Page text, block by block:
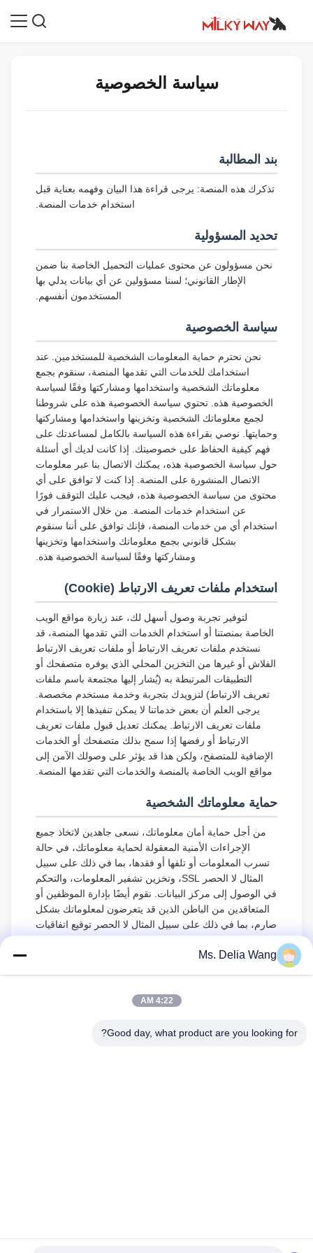
سياسة الخصوصية
بند المطالبة
تذكرك هذه المنصة: يرجى قراءة هذا البيان وفهمه بعناية قبل
استخدام خدمات المنصة.
تحديد المسؤولية
نحن مسؤولون عن محتوى عمليات التحميل الخاصة بنا ضمن
الإطار القانوني؛ لسنا مسؤولين عن أي بيانات يدلي بها
المستخدمون أنفسهم.
سياسة الخصوصية
نحن نحترم حماية المعلومات الشخصية للمستخدمين. عند
استخدامك للخدمات التي تقدمها المنصة، سنقوم بجمع
معلوماتك الشخصية واستخدامها ومشاركتها وفقًا لسياسة
الخصوصية هذه. تحتوي سياسة الخصوصية هذه على شروطنا
لجمع معلوماتك الشخصية وتخزينها واستخدامها ومشاركتها
وحمايتها. نوصي بقراءة هذه السياسة بالكامل لمساعدتك على
فهم كيفية الحفاظ على خصوصيتك. إذا كانت لديك أي أسئلة
حول سياسة الخصوصية هذه، يمكنك الاتصال بنا عبر معلومات
الاتصال المنشورة على المنصة. إذا كنت لا توافق على أي
محتوى من سياسة الخصوصية هذه، فيجب عليك التوقف فورًا
عن استخدام خدمات المنصة. من خلال الاستمرار في
استخدام أي من خدمات المنصة، فإنك توافق على أننا سنقوم
بشكل قانوني بجمع معلوماتك واستخدامها وتخزينها
ومشاركتها وفقًا لسياسة الخصوصية هذه.
استخدام ملفات تعريف الارتباط (Cookie)
لتوفير تجربة وصول أسهل لك، عند زيارة مواقع الويب
الخاصة بمنصتنا أو استخدام الخدمات التي تقدمها المنصة، قد
نستخدم ملفات تعريف الارتباط أو ملفات تعريف الارتباط
الفلاش أو غيرها من التخزين المحلي الذي يوفره متصفحك أو
التطبيقات المرتبطة به (يُشار إليها مجتمعة باسم ملفات
تعريف الارتباط) لتزويدك بتجربة وخدمة مستخدم مخصصة.
يرجى العلم أن بعض خدماتنا لا يمكن تنفيذها إلا باستخدام
ملفات تعريف الارتباط. يمكنك تعديل قبول ملفات تعريف
الارتباط أو رفضها إذا سمح بذلك متصفحك أو الخدمات
الإضافية للمتصفح، ولكن هذا قد يؤثر على وصولك الآمن إلى
مواقع الويب الخاصة بالمنصة والخدمات التي تقدمها المنصة.
حماية معلوماتك الشخصية
من أجل حماية أمان معلوماتك، نسعى جاهدين لاتخاذ جميع
الإجراءات الأمنية المعقولة لحماية معلوماتك، في حالة
تسرب المعلومات أو تلفها أو فقدها، بما في ذلك على سبيل
المثال لا الحصر SSL، وتخزين تشفير المعلومات، والتحكم
في الوصول إلى مركز البيانات. نقوم أيضًا بإدارة الموظفين أو
المتعاقدين من الباطن الذين قد يتعرضون لمعلوماتك بشكل
صارم، بما في ذلك على سبيل المثال لا الحصر توقيع اتفاقيات
قاصرًا، نقترح عليك أن تطلب من ولي أمرك قراءة سياسة
Ms. Delia Wang
4:22 AM
Good day, what product are you looking for?